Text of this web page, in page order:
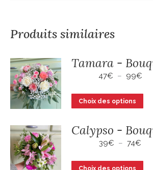
Produits similaires
Tamara -
47€ – 99€
prix
47€
Choix des options
Les
Calypso -
39€ – 74€
prix :
Choix des options